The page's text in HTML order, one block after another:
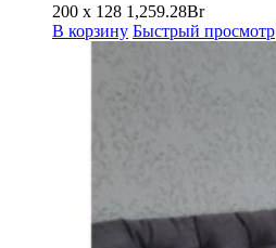
200 х 128 1,259.28Br
В корзину Быстрый просмотр